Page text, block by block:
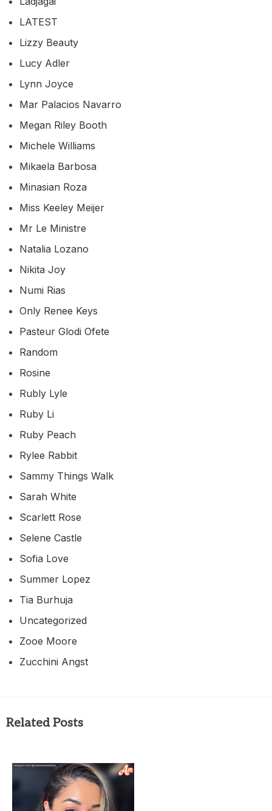
LATEST
Lizzy Beauty
Lucy Adler
Lynn Joyce
Mar Palacios Navarro
Megan Riley Booth
Michele Williams
Mikaela Barbosa
Minasian Roza
Miss Keeley Meijer
Mr Le Ministre
Natalia Lozano
Nikita Joy
Numi Rias
Only Renee Keys
Pasteur Glodi Ofete
Random
Rosine
Rubly Lyle
Ruby Li
Ruby Peach
Rylee Rabbit
Sammy Things Walk
Sarah White
Scarlett Rose
Selene Castle
Sofia Love
Summer Lopez
Tia Burhuja
Uncategorized
Zooe Moore
Zucchini Angst
Related Posts